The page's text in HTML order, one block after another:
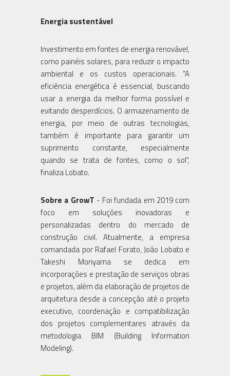
Energia sustentável
Investimento em fontes de energia renovável,
como painéis solares, para reduzir o impacto
ambiental e os custos operacionais. "A
eficiência energética é essencial, buscando
usar a energia da melhor forma possível e
evitando desperdícios. O armazenamento de
energia, por meio de outras tecnologias,
também é importante para garantir um
suprimento constante, especialmente
quando se trata de fontes, como o sol",
finaliza Lobato.
Sobre a GrowT - Foi fundada em 2019 com
foco em soluções inovadoras e
personalizadas dentro do mercado de
construção civil. Atualmente, a empresa
comandada por Rafael Forato, João Lobato e
Takeshi Moriyama se dedica em
incorporações e prestação de serviços obras
e projetos, além da elaboração de projetos de
arquitetura desde a concepção até o projeto
executivo, coordenação e compatibilização
dos projetos complementares através da
metodologia BIM (Building Information
Modeling).